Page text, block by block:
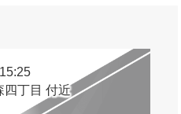
四丁目 付近